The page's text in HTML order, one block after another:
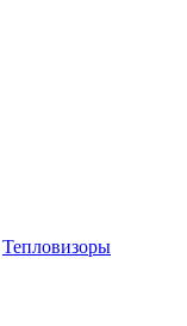
Тепловизоры